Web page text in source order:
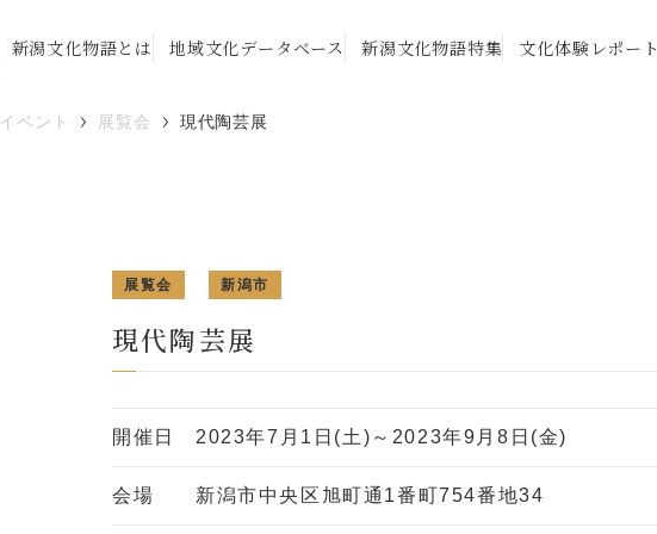
新潟文化物語とは 地域文化データベース 新潟文化物語特集 文化体験レポート
イベント 展覧会 現代陶芸展
展覧会 新潟市
現代陶芸展
開催日 2023年7月1日(土)～2023年9月8日(金)
会場 新潟市中央区旭町通1番町754番地34